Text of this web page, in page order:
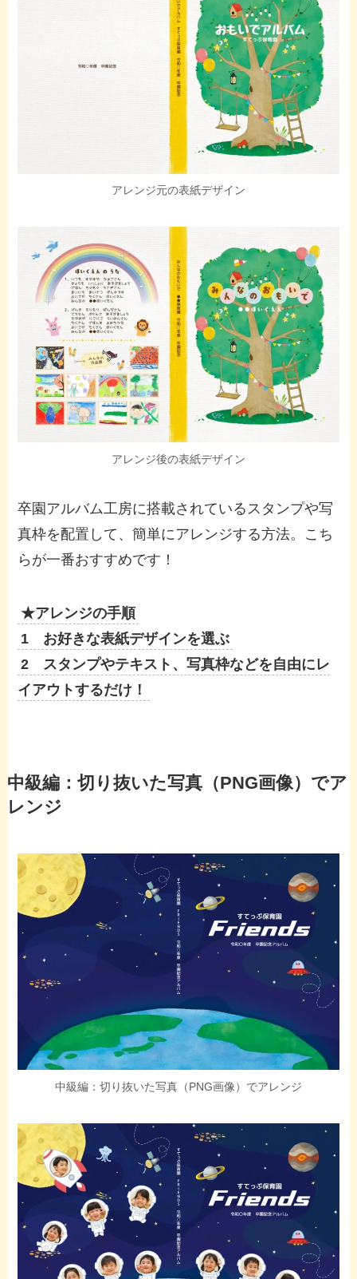
アレンジ元の表紙デザイン
アレンジ後の表紙デザイン
卒園アルバム工房に搭載されているスタンプや写
真枠を配置して、簡単にアレンジする方法。こち
らが一番おすすめです！
★アレンジの手順
1 お好きな表紙デザインを選ぶ
2 スタンプやテキスト、写真枠などを自由にレ
イアウトするだけ！
中級編：切り抜いた写真（PNG画像）でア
レンジ
中級編：切り抜いた写真（PNG画像）でアレンジ